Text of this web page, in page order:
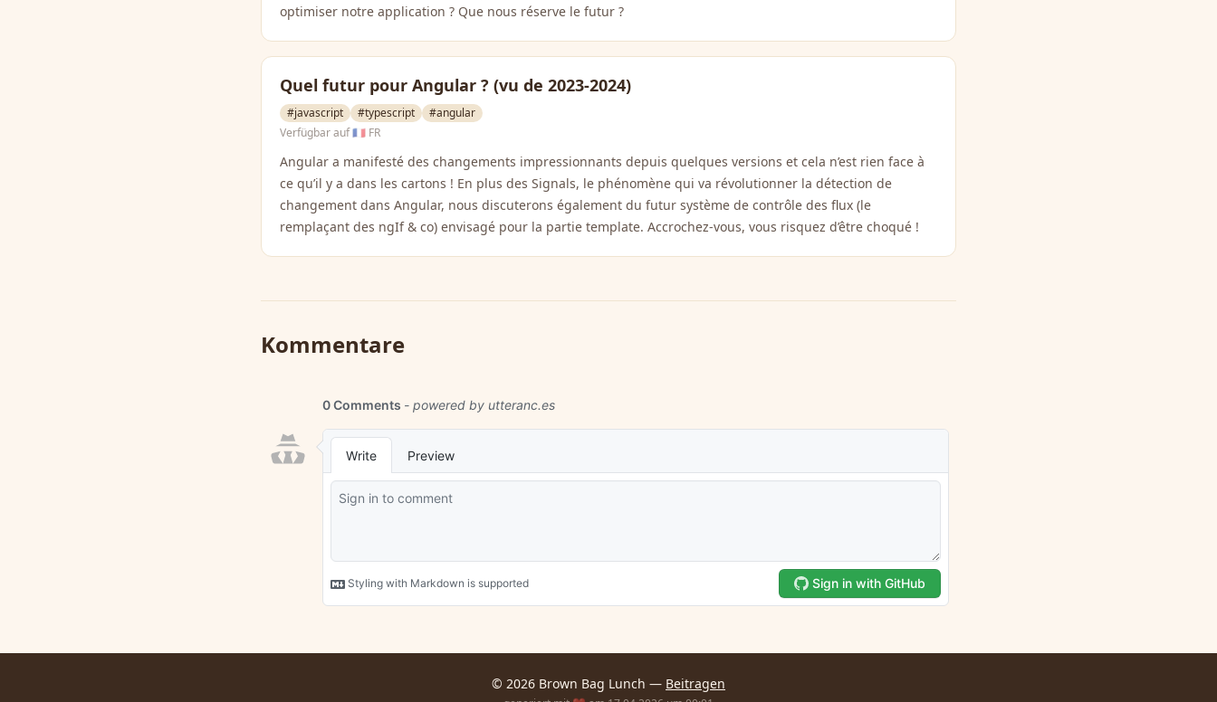
optimiser notre application ? Que nous réserve le futur ?
Quel futur pour Angular ? (vu de 2023-2024)
#javascript #typescript
#angular
Verfügbar auf🇫🇷 FR
Angular a manifesté des changements impressionnants depuis quelques versions et cela n’est rien face à
ce qu’il y a dans les cartons ! En plus des Signals, le phénomène qui va révolutionner la détection de
changement dans Angular, nous discuterons également du futur système de contrôle des flux (le
remplaçant des ngIf & co) envisagé pour la partie template. Accrochez-vous, vous risquez d’être choqué !
Kommentare
© 2026 Brown Bag Lunch — Beitragen